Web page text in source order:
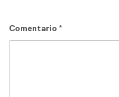
Comentario *